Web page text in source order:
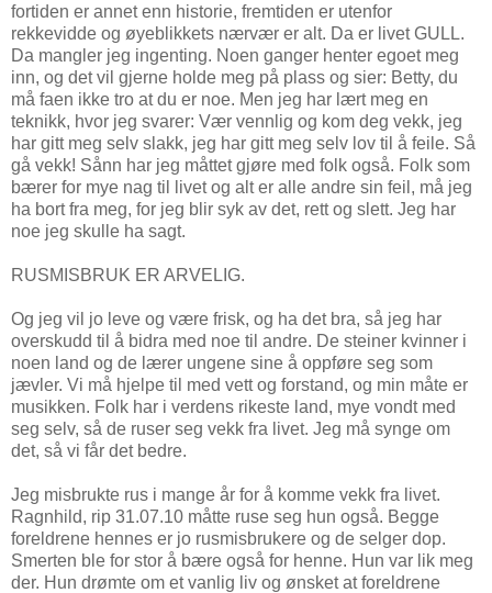
fortiden er annet enn historie, fremtiden er utenfor
rekkevidde og øyeblikkets nærvær er alt. Da er livet GULL.
Da mangler jeg ingenting. Noen ganger henter egoet meg
inn, og det vil gjerne holde meg på plass og sier: Betty, du
må faen ikke tro at du er noe. Men jeg har lært meg en
teknikk, hvor jeg svarer: Vær vennlig og kom deg vekk, jeg
har gitt meg selv slakk, jeg har gitt meg selv lov til å feile. Så
gå vekk! Sånn har jeg måttet gjøre med folk også. Folk som
bærer for mye nag til livet og alt er alle andre sin feil, må jeg
ha bort fra meg, for jeg blir syk av det, rett og slett. Jeg har
noe jeg skulle ha sagt.
RUSMISBRUK ER ARVELIG.
Og jeg vil jo leve og være frisk, og ha det bra, så jeg har
overskudd til å bidra med noe til andre. De steiner kvinner i
noen land og de lærer ungene sine å oppføre seg som
jævler. Vi må hjelpe til med vett og forstand, og min måte er
musikken. Folk har i verdens rikeste land, mye vondt med
seg selv, så de ruser seg vekk fra livet. Jeg må synge om
det, så vi får det bedre.
Jeg misbrukte rus i mange år for å komme vekk fra livet.
Ragnhild, rip 31.07.10 måtte ruse seg hun også. Begge
foreldrene hennes er jo rusmisbrukere og de selger dop.
Smerten ble for stor å bære også for henne. Hun var lik meg
der. Hun drømte om et vanlig liv og ønsket at foreldrene